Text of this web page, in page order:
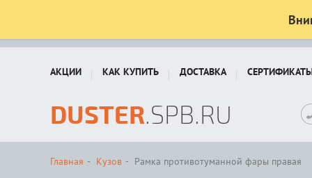
АКЦИИ КАК КУПИТЬ ДОСТАВКА
DUSTER.SPB.RU
Главная Кузов Рамка противотуманной фары правая